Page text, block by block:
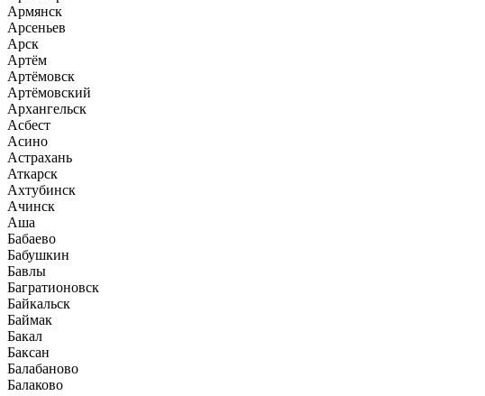
Армянск
Арсеньев
Арск
Артём
Артёмовск
Артёмовский
Архангельск
Асбест
Асино
Астрахань
Аткарск
Ахтубинск
Ачинск
Аша
Бабаево
Бабушкин
Бавлы
Багратионовск
Байкальск
Баймак
Бакал
Баксан
Балабаново
Балаково